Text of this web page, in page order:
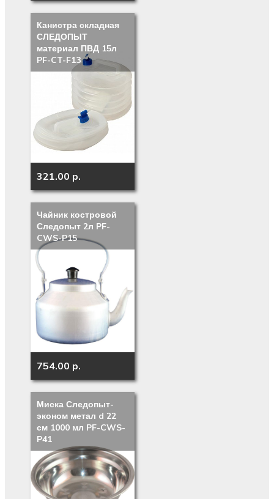
Канистра складная
СЛЕДОПЫТ
материал ПВД 15л
PF-CT-F13
321.00 p.
Чайник костровой
Следопыт 2л PF-
CWS-P15
754.00 p.
Миска Следопыт-
эконом метал d 22
см 1000 мл PF-CWS-
P41